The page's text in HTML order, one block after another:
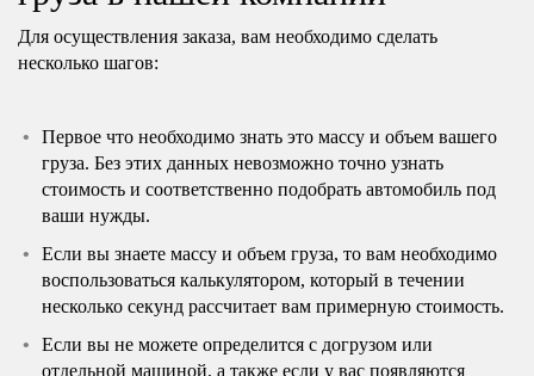
Для осуществления заказа, вам необходимо сделать
несколько шагов:
Первое что необходимо знать это массу и объем вашего
груза. Без этих данных невозможно точно узнать
стоимость и соответственно подобрать автомобиль под
ваши нужды.
Если вы знаете массу и объем груза, то вам необходимо
воспользоваться калькулятором, который в течении
несколько секунд рассчитает вам примерную стоимость.
Если вы не можете определится с догрузом или
отдельной машиной, а также если у вас появляются